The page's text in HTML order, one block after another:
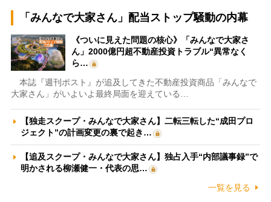
「みんなで大家さん」配当ストップ騒動の内幕
《ついに見えた問題の核心》「みんなで大家さ
ん」2000億円超不動産投資トラブル“異常なく
ら…
本誌『週刊ポスト』が追及してきた不動産投資商品「みんなで
大家さん」がいよいよ最終局面を迎えている…
【独走スクープ・みんなで大家さん】二転三転した“成田プロ
ジェクト”の計画変更の裏で起き…
【追及スクープ・みんなで大家さん】独占入手“内部議事録”で
明かされる柳瀬健一・代表の思…
一覧を見る